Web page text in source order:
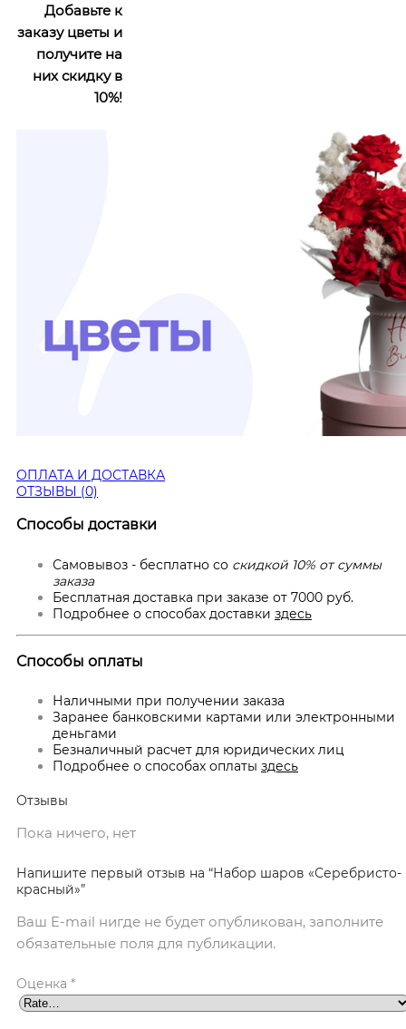
Добавьте к
заказу цветы и
получите на
них скидку в
10%!
ОПЛАТА И ДОСТАВКА
ОТЗЫВЫ (0)
Способы доставки
Самовывоз - бесплатно со скидкой 10% от суммы
заказа
Бесплатная доставка при заказе от 7000 руб.
Подробнее о способах доставки здесь
Способы оплаты
Наличными при получении заказа
Заранее банковскими картами или электронными
деньгами
Безналичный расчет для юридических лиц
Подробнее о способах оплаты здесь
Отзывы
Пока ничего, нет
Напишите первый отзыв на “Набор шаров «Серебристо-
красный»”
Ваш E-mail нигде не будет опубликован, заполните
обязательные поля для публикации.
Оценка *